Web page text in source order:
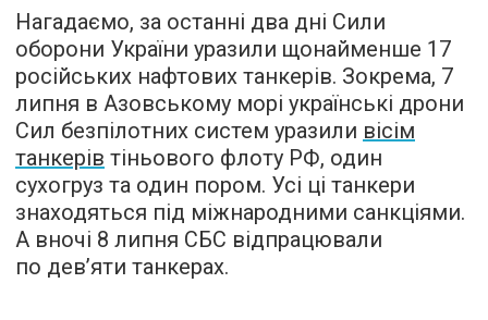
Нагадаємо, за останні два дні Сили
оборони України уразили щонайменше 17
російських нафтових танкерів. Зокрема, 7
липня в Азовському морі українські дрони
Сил безпілотних систем уразили вісім
танкерів тіньового флоту РФ, один
сухогруз та один пором. Усі ці танкери
знаходяться під міжнародними санкціями.
А вночі 8 липня СБС відпрацювали
по дев’яти танкерах.